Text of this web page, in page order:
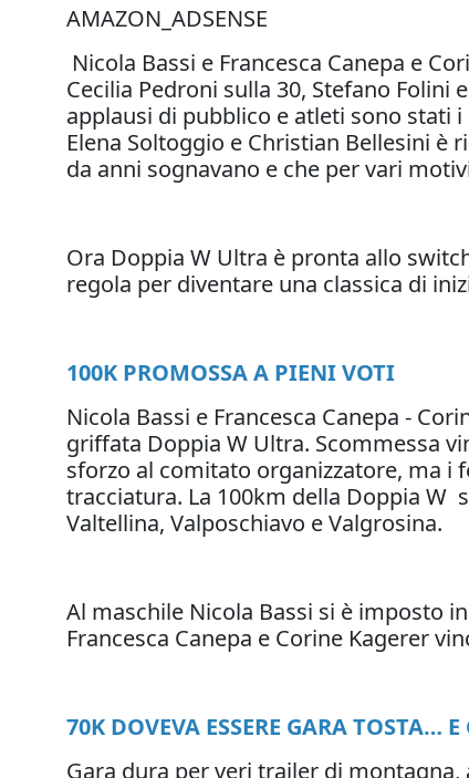
AMAZON_ADSENSE
Nicola Bassi e Francesca Canepa e
Cecilia Pedroni sulla 30, Stefano Folini
applausi di pubblico e atleti sono stati
Elena Soltoggio e Christian Bellesini
da anni sognavano e che per vari
Ora Doppia W Ultra è pronta allo
regola per diventare una classica di
100K PROMOSSA A PIENI VOTI
Nicola Bassi e Francesca Canepa -
griffata Doppia W Ultra. Scommessa
sforzo al comitato organizzatore, ma i
tracciatura. La 100km della Doppia
Valtellina, Valposchiavo e Valgrosina.
Al maschile Nicola Bassi si è imposto in
Francesca Canepa e Corine Kagerer
70K DOVEVA ESSERE GARA TOSTA… E
Gara dura per veri trailer di